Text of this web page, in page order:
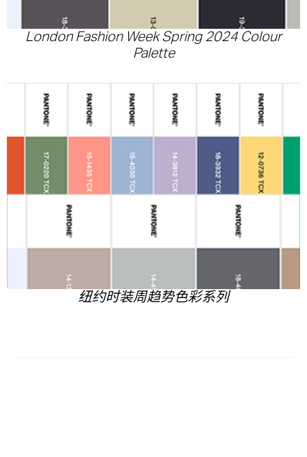
London Fashion Week Spring 2024 Colour
Palette
纽约时装周趋势色彩系列